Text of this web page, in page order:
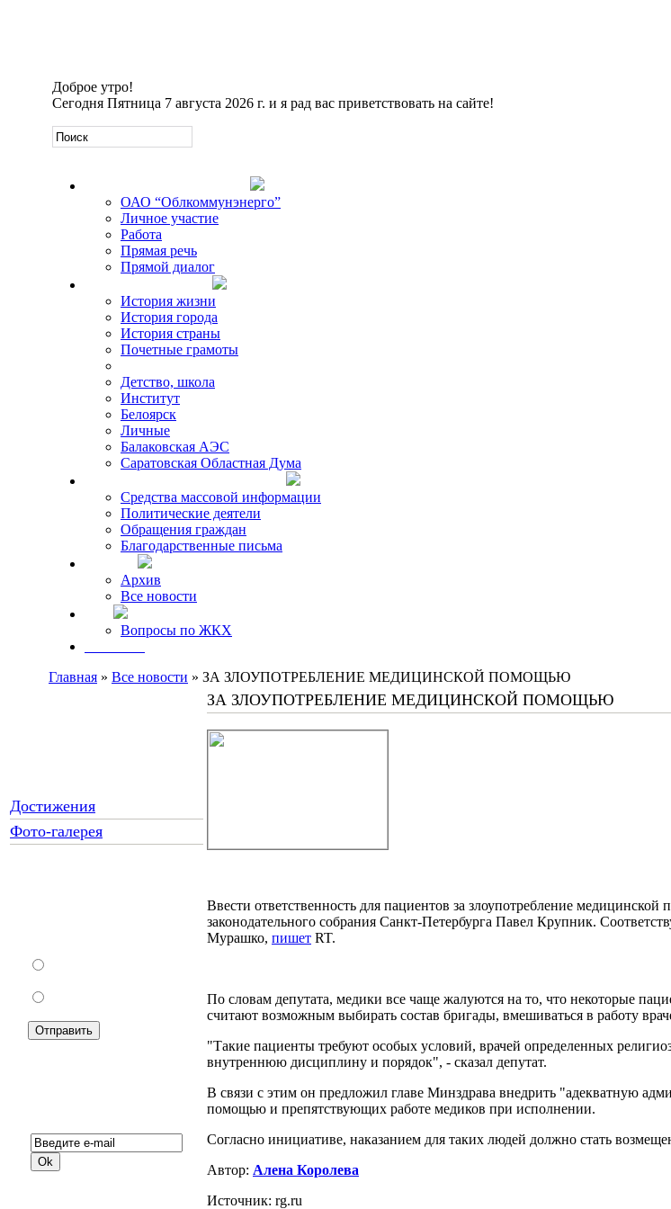
Доброе утро!
Сегодня Пятница 7 августа 2026 г. и я рад вас приветствовать на сайте!
ОАО “Облкоммунэнерго”
Личное участие
Работа
Прямая речь
Прямой диалог
История жизни
История города
История страны
Почетные грамоты
Детство, школа
Институт
Белоярск
Личные
Балаковская АЭС
Саратовская Областная Дума
Средства массовой информации
Политические деятели
Обращения граждан
Благодарственные письма
Архив
Все новости
Вопросы по ЖКХ
Главная » Все новости » ЗА ЗЛОУПОТРЕБЛЕНИЕ МЕДИЦИНСКОЙ ПОМОЩЬЮ
Достижения
Фото-галерея
ЗА ЗЛОУПОТРЕБЛЕНИЕ МЕДИЦИНСКОЙ ПОМОЩЬЮ
Ввести ответственность для пациентов за злоупотребление
законодательного собрания Санкт-Петербурга Павел Крупник.
Мурашко, пишет RT.
По словам депутата, медики все чаще жалуются на то, что некоторые
считают возможным выбирать состав бригады, вмешиваться в работу
"Такие пациенты требуют особых условий, врачей определенных
внутреннюю дисциплину и порядок", - сказал депутат.
В связи с этим он предложил главе Минздрава внедрить "адекватную
помощью и препятствующих работе медиков при исполнении.
Согласно инициативе, наказанием для таких людей должно стать
Автор: Алена Королева
Источник: rg.ru